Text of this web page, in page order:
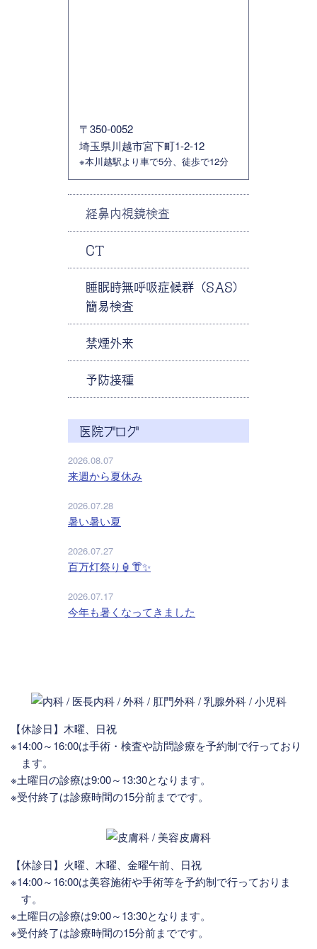
〒350-0052
埼玉県川越市宮下町1-2-12
※本川越駅より車で5分、徒歩で12分
経鼻内視鏡検査
CT
睡眠時無呼吸症候群（SAS）
簡易検査
禁煙外来
予防接種
医院ブログ
2026.08.07
来週から夏休み
2026.07.28
暑い暑い夏
2026.07.27
百万灯祭り🏮👘✨
2026.07.17
今年も暑くなってきました
【休診日】木曜、日祝
※14:00～16:00は手術・検査や訪問診療を予約制で行っており
ます。
※土曜日の診療は9:00～13:30となります。
※受付終了は診療時間の15分前までです。
【休診日】火曜、木曜、金曜午前、日祝
※14:00～16:00は美容施術や手術等を予約制で行っておりま
す。
※土曜日の診療は9:00～13:30となります。
※受付終了は診療時間の15分前までです。